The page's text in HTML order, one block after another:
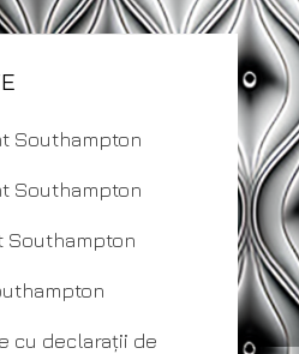
Southampton
Southampton
Southampton
cu declarații de